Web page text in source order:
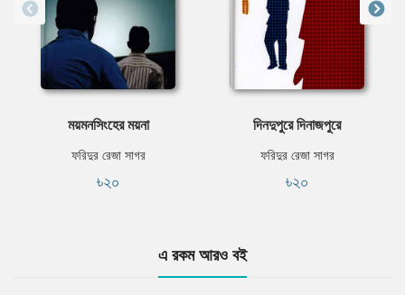
ময়মনসিংহের ময়না
ফরিদুর রেজা সাগর
৳২০
দিনদুপুরে দিনাজপুরে
ফরিদুর রেজা সাগর
৳২০
এ রকম আরও বই